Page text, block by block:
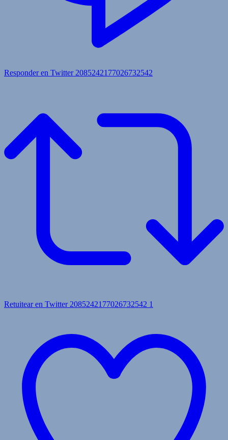
Responder en Twitter 2085242177026732542
Retuitear en Twitter 2085242177026732542 1